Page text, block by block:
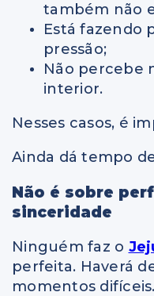
também não
Está fazendo
pressão;
Não percebe
interior.
Nesses casos, é
Ainda dá tempo
Não é sobre
sinceridade
Ninguém faz o
perfeita. Haverá
momentos